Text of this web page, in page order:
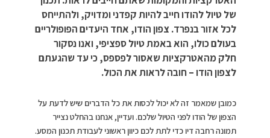
של טיול להודו חייב להיות קפדני ומדויק, ולהתייחס
לכל אזור בנפרד. צפון הודו, אחד היעדים הפופולריים
בעולם כולו, הוא באמת טיול ספציפי, ואנו נסקור
חלק מהאטרקציות שאסור לפספס, כי עד שהגעתם
לצפון הודו – חובה לראות את הכול.
כמובן שמאמר זה לא יכול לכסות את כל הדברים שיש לדעת על
הצפון של הודו לפני הטיול שלכם. ועדיין, אנחנו בהחלט נצייר
תמונה רחבה דיו כדי לתת לכם כיוון ראשוני לעבודת תכנון המסע.